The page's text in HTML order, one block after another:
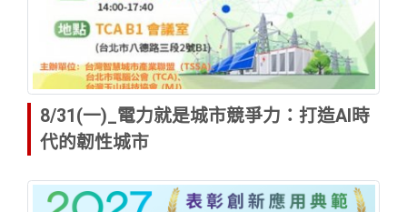
8/31(一)_電力就是城市競爭力：打造AI時
代的韌性城市